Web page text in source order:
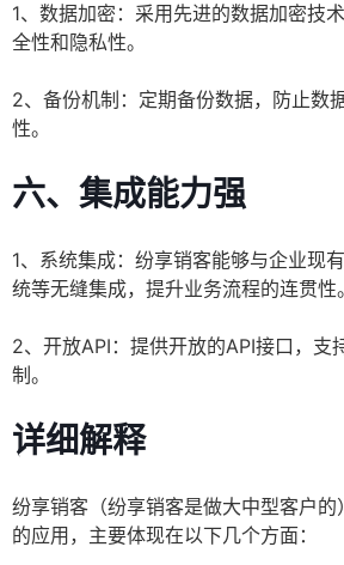
1、数据加密：采用先进的数据加密技
全性和隐私性。
2、备份机制：定期备份数据，防止数
性。
六、集成能力强
1、系统集成：纷享销客能够与企业现
统等无缝集成，提升业务流程的连贯性。
2、开放API：提供开放的API接口，支
制。
详细解释
纷享销客（纷享销客是做大中型客户的
的应用，主要体现在以下几个方面：